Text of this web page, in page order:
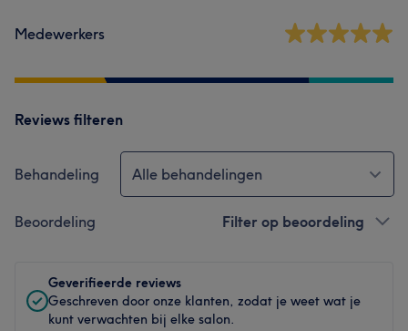
Medewerkers
Reviews filteren
Behandeling Alle behandelingen
Beoordeling Filter op beoordeling
Geverifieerde reviews
Geschreven door onze klanten, zodat je weet wat je
kunt verwachten bij elke salon.